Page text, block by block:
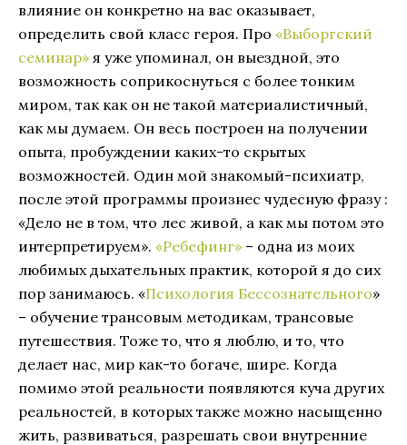
влияние он конкретно на вас оказывает,
определить свой класс героя. Про «Выборгский
семинар» я уже упоминал, он выездной, это
возможность соприкоснуться с более тонким
миром, так как он не такой материалистичный,
как мы думаем. Он весь построен на получении
опыта, пробуждении каких-то скрытых
возможностей. Один мой знакомый-психиатр,
после этой программы произнес чудесную фразу :
«Дело не в том, что лес живой, а как мы потом это
интерпретируем». «Ребефинг» – одна из моих
любимых дыхательных практик, которой я до сих
пор занимаюсь. «Психология Бессознательного»
– обучение трансовым методикам, трансовые
путешествия. Тоже то, что я люблю, и то, что
делает нас, мир как-то богаче, шире. Когда
помимо этой реальности появляются куча других
реальностей, в которых также можно насыщенно
жить, развиваться, разрешать свои внутренние